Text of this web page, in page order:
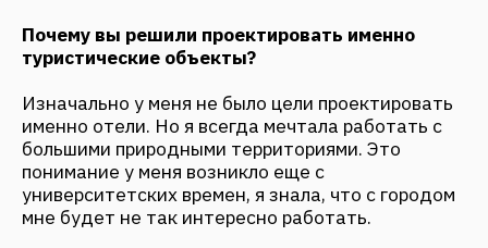
жилых и общественных проектов?
функции очень сильно отличаются от любых
жилых объектов, поэтому и подход к
проектированию совершенно другой. Самое
главное отличие — конечный пользователь. Если
вы проектируете квартиру для конкретного
человека с его особенностями, потребностями,
индивидуальным образом жизни, то когда вы
будете создавать для него же отель, вы